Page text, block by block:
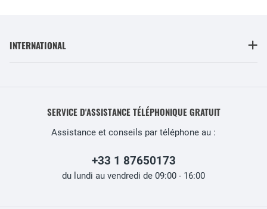
INTERNATIONAL
SERVICE D'ASSISTANCE TÉLÉPHONIQUE GRATUIT
Assistance et conseils par téléphone au :
+33 1 87650173
du lundi au vendredi de 09:00 - 16:00